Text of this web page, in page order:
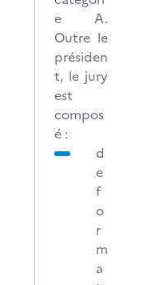
e A.
Outre le
présiden
t, le jury
est
compos
é :
d
e
f
o
r
m
a